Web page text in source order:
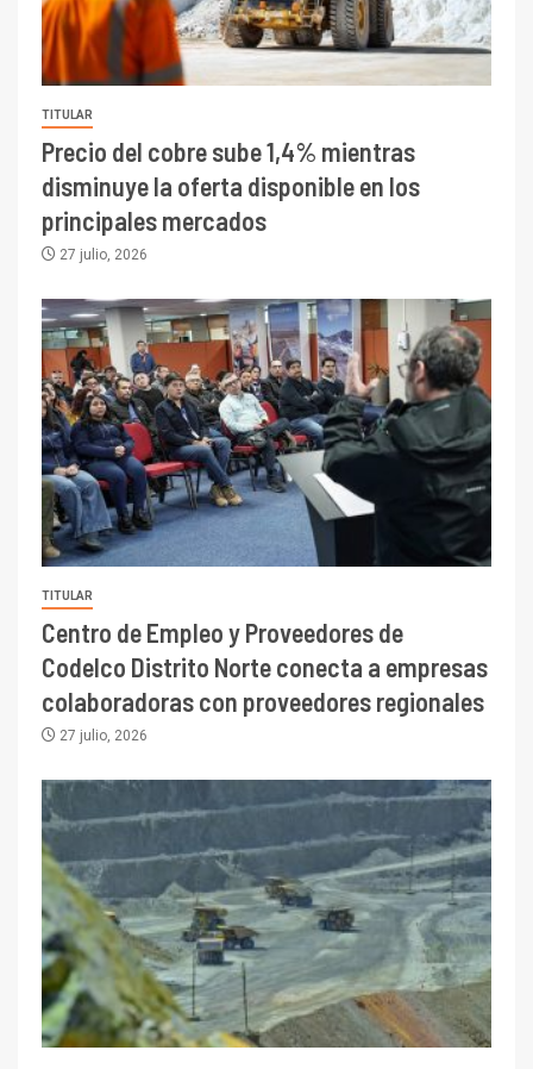
TITULAR
Precio del cobre sube 1,4% mientras
disminuye la oferta disponible en los
principales mercados
27 julio, 2026
TITULAR
Centro de Empleo y Proveedores de
Codelco Distrito Norte conecta a empresas
colaboradoras con proveedores regionales
27 julio, 2026